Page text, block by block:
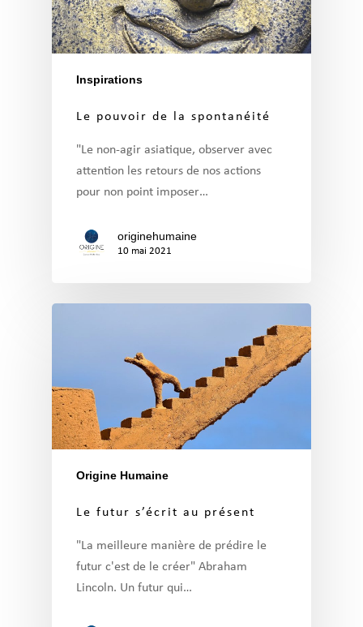
Inspirations
Le pouvoir de la spontanéité
"Le non-agir asiatique, observer avec
attention les retours de nos actions
pour non point imposer…
originehumaine
10 mai 2021
Origine Humaine
Le futur s’écrit au présent
"La meilleure manière de prédire le
futur c'est de le créer" Abraham
Lincoln. Un futur qui…